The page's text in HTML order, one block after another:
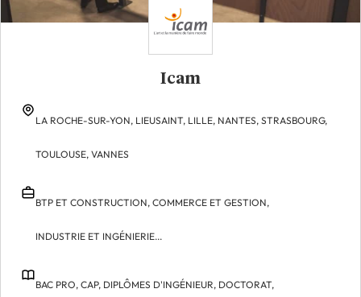
Icam
LA ROCHE-SUR-YON, LIEUSAINT, LILLE, NANTES,STRASBOURG,
TOULOUSE,VANNES
BTP ET CONSTRUCTION,COMMERCE ET GESTION,
INDUSTRIE ET INGÉNIERIE...
BAC PRO,CAP, DIPLÔMES D'INGÉNIEUR, DOCTORAT,